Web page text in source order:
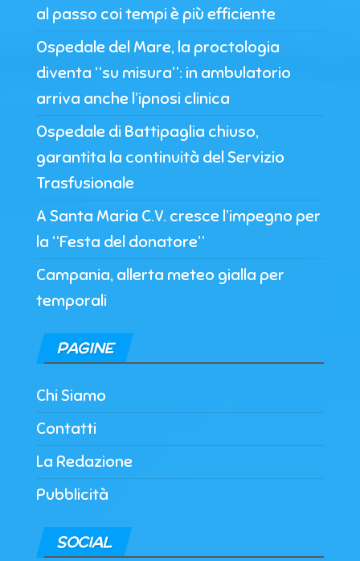
al passo coi tempi è più efficiente
Ospedale del Mare, la proctologia
diventa “su misura”: in ambulatorio
arriva anche l’ipnosi clinica
Ospedale di Battipaglia chiuso,
garantita la continuità del Servizio
Trasfusionale
A Santa Maria C.V. cresce l’impegno per
la “Festa del donatore”
Campania, allerta meteo gialla per
temporali
PAGINE
Chi Siamo
Contatti
La Redazione
Pubblicità
SOCIAL